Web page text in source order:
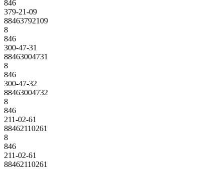
846
379-21-09
88463792109
8
846
300-47-31
88463004731
8
846
300-47-32
88463004732
8
846
211-02-61
88462110261
8
846
211-02-61
88462110261